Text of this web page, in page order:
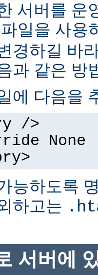
서버를 운
파일을 사용
경하길 바
과 같은 방
에 다음을
/>
None
능하도록
하고는
서버에